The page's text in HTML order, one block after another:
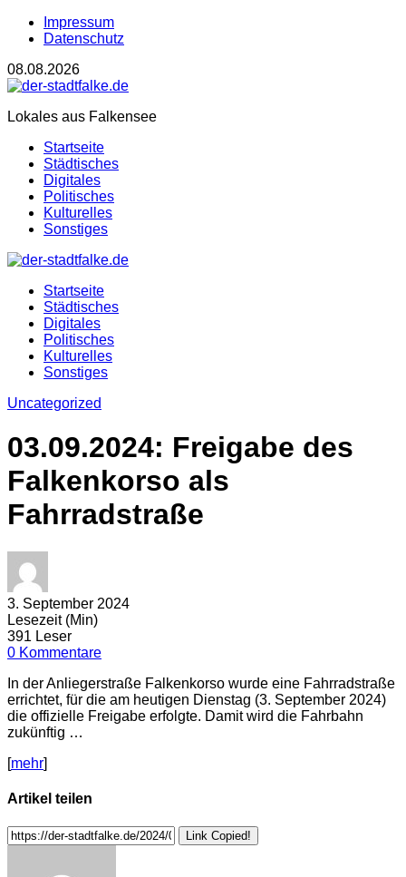
Impressum
Datenschutz
08.08.2026
Lokales aus Falkensee
Startseite
Städtisches
Digitales
Politisches
Kulturelles
Sonstiges
Startseite
Städtisches
Digitales
Politisches
Kulturelles
Sonstiges
Uncategorized
03.09.2024: Freigabe des
Falkenkorso als
Fahrradstraße
3. September 2024
Lesezeit (Min)
391 Leser
0 Kommentare
In der Anliegerstraße Falkenkorso wurde eine Fahrradstraße
errichtet, für die am heutigen Dienstag (3. September 2024)
die offizielle Freigabe erfolgte. Damit wird die Fahrbahn
zukünftig …
[mehr]
Artikel teilen
Link Copied!